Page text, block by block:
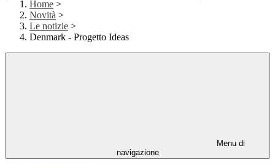
Home >
Novità >
Le notizie >
Denmark - Progetto Ideas
Menu di
navigazione